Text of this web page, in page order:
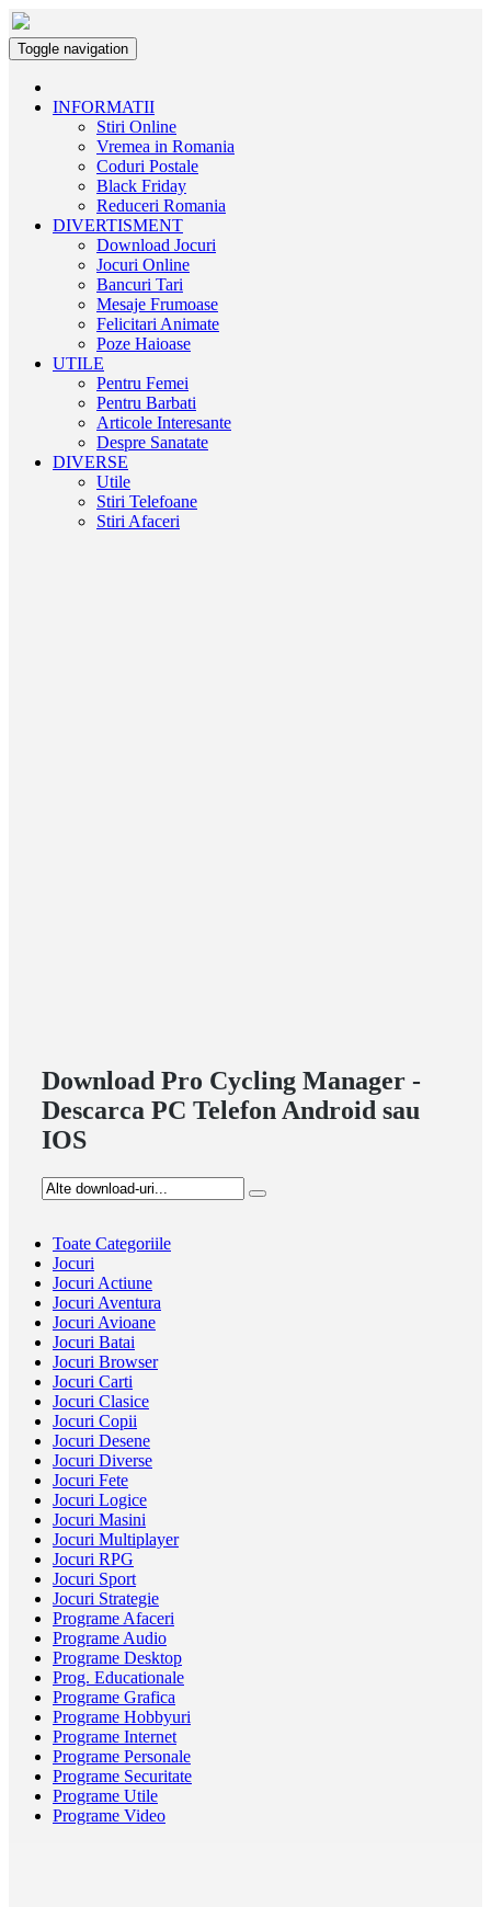
Toggle navigation
INFORMATII
Stiri Online
Vremea in Romania
Coduri Postale
Black Friday
Reduceri Romania
DIVERTISMENT
Download Jocuri
Jocuri Online
Bancuri Tari
Mesaje Frumoase
Felicitari Animate
Poze Haioase
UTILE
Pentru Femei
Pentru Barbati
Articole Interesante
Despre Sanatate
DIVERSE
Utile
Stiri Telefoane
Stiri Afaceri
Download Pro Cycling Manager -
Descarca PC Telefon Android sau
IOS
Toate Categoriile
Jocuri
Jocuri Actiune
Jocuri Aventura
Jocuri Avioane
Jocuri Batai
Jocuri Browser
Jocuri Carti
Jocuri Clasice
Jocuri Copii
Jocuri Desene
Jocuri Diverse
Jocuri Fete
Jocuri Logice
Jocuri Masini
Jocuri Multiplayer
Jocuri RPG
Jocuri Sport
Jocuri Strategie
Programe Afaceri
Programe Audio
Programe Desktop
Prog. Educationale
Programe Grafica
Programe Hobbyuri
Programe Internet
Programe Personale
Programe Securitate
Programe Utile
Programe Video